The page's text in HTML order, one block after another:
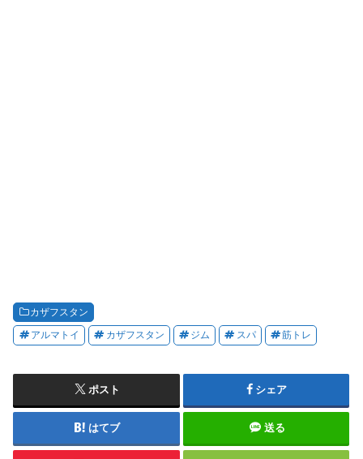
カザフスタン
アルマトイ カザフスタン ジム スパ 筋トレ
ポスト シェア
はてブ 送る